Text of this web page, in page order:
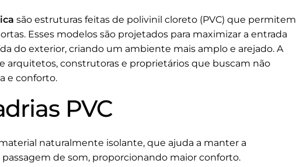
são estruturas feitas de polivinil cloreto (PVC) que permitem
Esses modelos são projetados para maximizar a entrada
do exterior, criando um ambiente mais amplo e arejado. A
arquitetos, construtoras e proprietários que buscam não
e conforto.
PVC
naturalmente isolante, que ajuda a manter a
de som, proporcionando maior conforto.